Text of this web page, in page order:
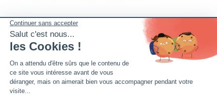
SUIVEZ GERANT DE SARL
Twitter